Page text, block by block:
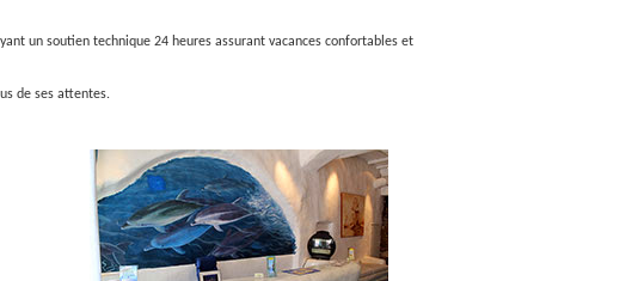
un soutien technique 24 heures assurant vacances confortables et
de ses attentes.